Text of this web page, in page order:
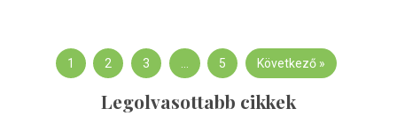
1 2 3 … 5 Következő »
Legolvasottabb cikkek